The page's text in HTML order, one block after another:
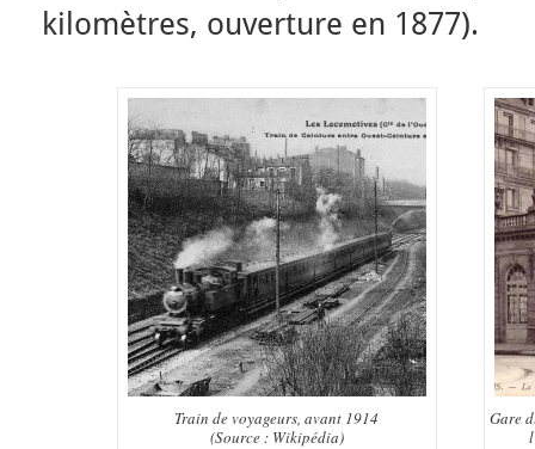
kilomètres, ouverture en 1877).
Train de voyageurs, avant 1914
(Source : Wikipédia)
Gare